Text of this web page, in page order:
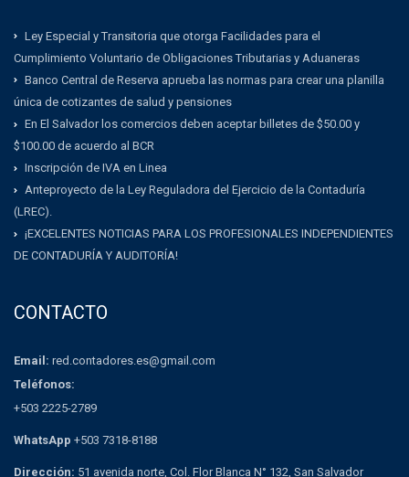
Ley Especial y Transitoria que otorga Facilidades para el
Cumplimiento Voluntario de Obligaciones Tributarias y Aduaneras
Banco Central de Reserva aprueba las normas para crear una planilla
única de cotizantes de salud y pensiones
En El Salvador los comercios deben aceptar billetes de $50.00 y
$100.00 de acuerdo al BCR
Inscripción de IVA en Linea
Anteproyecto de la Ley Reguladora del Ejercicio de la Contaduría
(LREC).
¡EXCELENTES NOTICIAS PARA LOS PROFESIONALES INDEPENDIENTES
DE CONTADURÍA Y AUDITORÍA!
CONTACTO
Email: red.contadores.es@gmail.com
Teléfonos:
+503 2225-2789
WhatsApp +503 7318-8188
Dirección: 51 avenida norte, Col. Flor Blanca N° 132, San Salvador